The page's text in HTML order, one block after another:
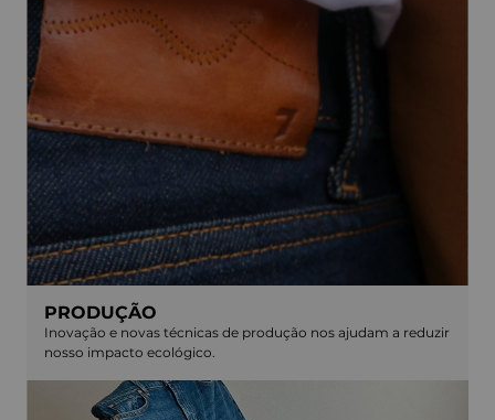
PRODUÇÃO
Inovação e novas técnicas de produção nos ajudam a reduzir
nosso impacto ecológico.